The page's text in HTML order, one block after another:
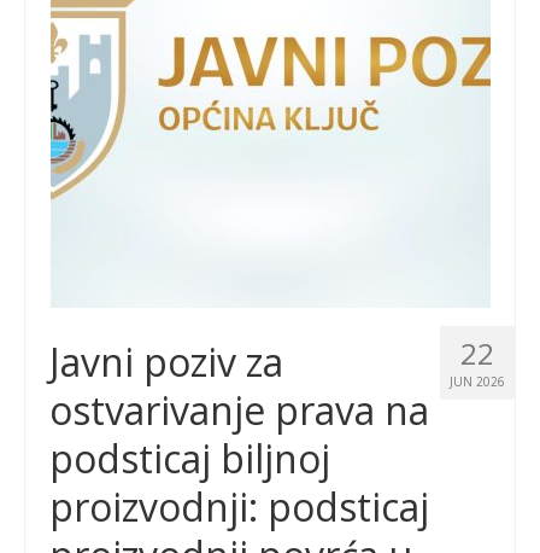
22
JUN 2026
Javni poziv za
ostvarivanje prava na
podsticaj biljnoj
proizvodnji: podsticaj